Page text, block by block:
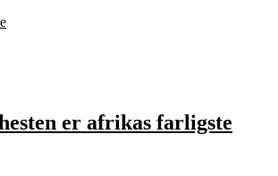
er afrikas farligste